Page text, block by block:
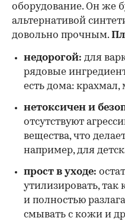
оборудование. Он же
альтернативой
довольно прочным.
недорогой: для
рядовые
есть дома: крахмал,
нетоксичен и
отсутствуют
вещества, что
например, для
прост в уходе:
утилизировать,
и полностью
смывать с кожи и